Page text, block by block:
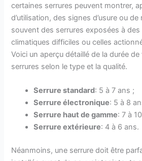
certaines serrures peuvent montrer,
d’utilisation, des signes d’usure ou de
souvent des serrures exposées à
climatiques difficiles ou celles
Voici un aperçu détaillé de la durée
serrures selon le type et la qualité.
Serrure standard: 5 à 7 ans ;
Serrure électronique: 5 à 8
Serrure haut de gamme: 7 à
Serrure extérieure: 4 à 6 ans.
Néanmoins, une serrure doit être